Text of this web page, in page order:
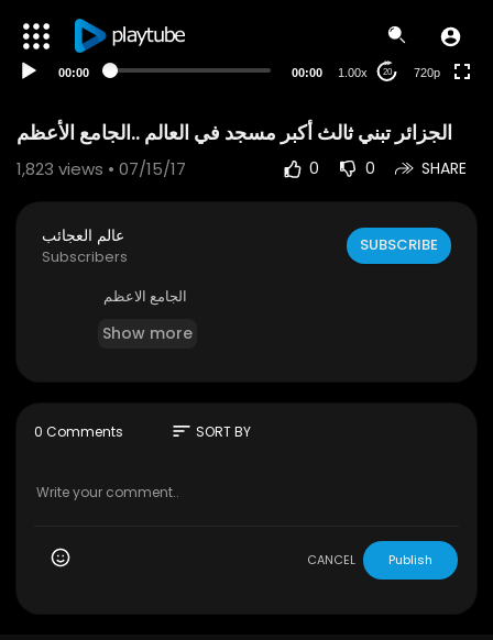
00:00 00:00 1.00x 20 720p
الجزائر تبني ثالث أكبر مسجد في العالم ..الجامع الأعظم
1,823 views • 07/15/17 0 0 SHARE
عالم العجائب
Subscribers
SUBSCRIBE
الجامع الاعظم
Show more
0 Comments sort SORT BY
CANCEL Publish